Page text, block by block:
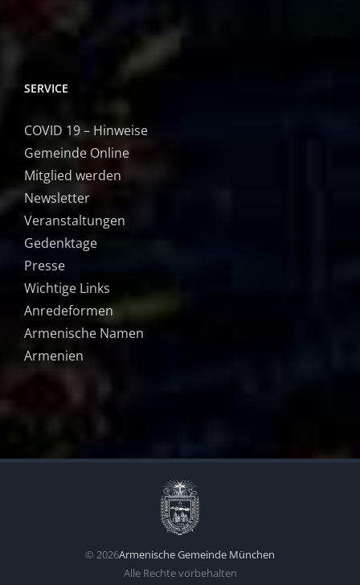
SERVICE
COVID 19 – Hinweise
Gemeinde Online
Mitglied werden
Newsletter
Veranstaltungen
Gedenktage
Presse
Wichtige Links
Anredeformen
Armenische Namen
Armenien
© 2026Armenische Gemeinde München
Alle Rechte vorbehalten